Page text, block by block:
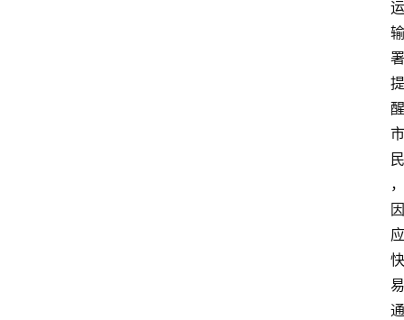
运
输
署
提
醒
市
民
，
因
应
快
易
通